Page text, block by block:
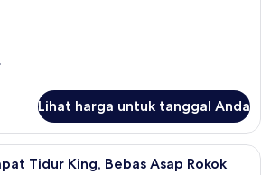
Lihat harga untuk tanggal Anda
Seprai premium, selimut bulu
Tidur King, Bebas Asap Rokok